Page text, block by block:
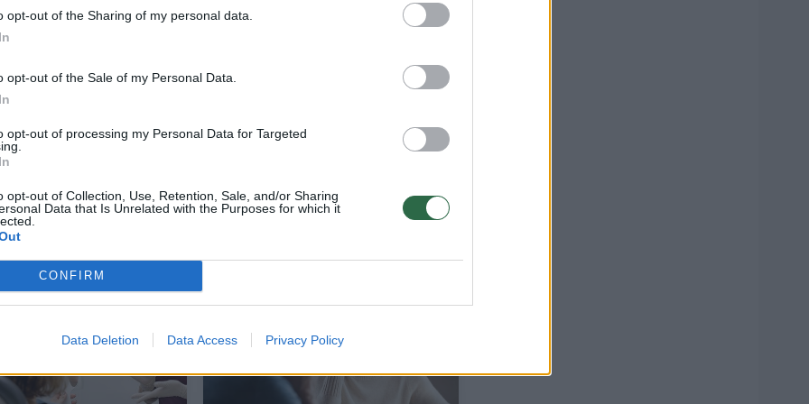
opt-out of the Sharing of my personal data.
opt-out of the Sale of my Personal Data.
opt-out of processing my Personal Data for Targeted
opt-out of Collection, Use, Retention, Sale, and/or Sharing
Data that Is Unrelated with the Purposes for which it
CONFIRM
Data Deletion Data Access Privacy Policy
paslaugą, kuri nieko nekainuoja: yra tik viena